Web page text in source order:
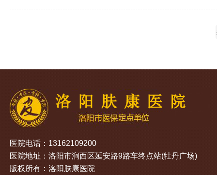
医院电话：13162109200
医院地址：洛阳市涧西区延安路9路车终点站(牡丹广场)
版权所有：洛阳肤康医院